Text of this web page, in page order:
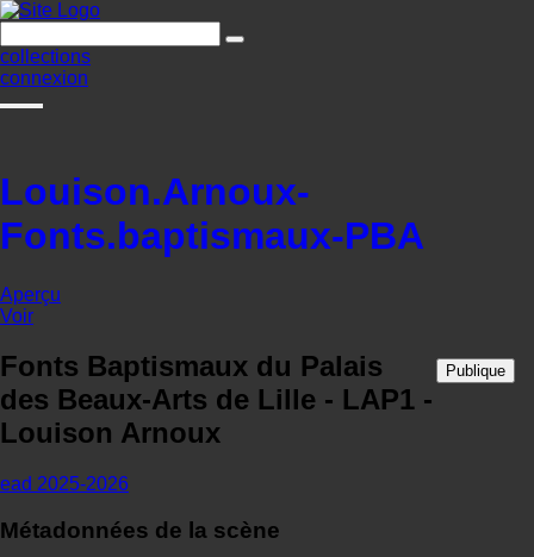
collections
connexion
Louison.Arnoux-
Fonts.baptismaux-PBA
Aperçu
Voir
Fonts Baptismaux du Palais
des Beaux-Arts de Lille - LAP1 -
Louison Arnoux
Publique
ead 2025-2026
Métadonnées de la scène